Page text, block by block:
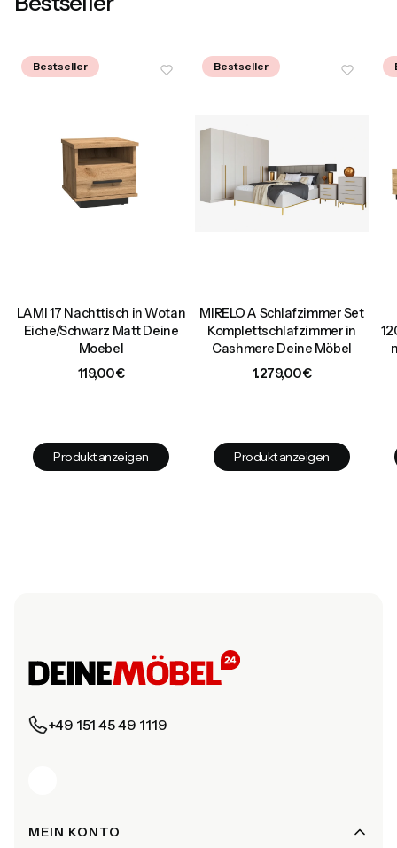
Bestseller
LAMI 17 Nachttisch in Wotan
Eiche/Schwarz Matt Deine
Moebel
Preis
119,00 €
Produkt anzeigen
Bestseller
MIRELO A Schlafzimmer Set
Komplettschlafzimmer in
Cashmere Deine Möbel
Preis
1.279,00 €
Produkt anzeigen
+49 151 45 49 1119
Fußzeilenmenü
MEIN KONTO